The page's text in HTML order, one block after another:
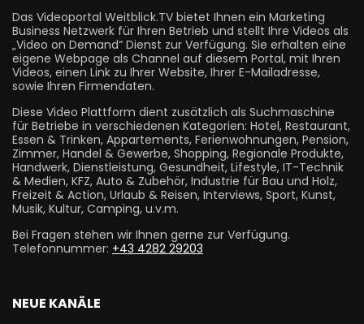
Das Videoportal Weitblick.TV bietet Ihnen ein Marketing
Business Netzwerk für Ihren Betrieb und stellt Ihre Videos als
„Video on Demand“ Dienst zur Verfügung. Sie erhalten eine
eigene Webpage als Channel auf diesem Portal, mit Ihren
Videos, einen Link zu Ihrer Website, Ihrer E-Mailadresse,
sowie Ihren Firmendaten.
Diese Video Plattform dient zusätzlich als Suchmaschine
für Betriebe in verschiedenen Kategorien: Hotel, Restaurant,
Essen & Trinken, Appartements, Ferienwohnungen, Pension,
Zimmer, Handel & Gewerbe, Shopping, Regionale Produkte,
Handwerk, Dienstleistung, Gesundheit, Lifestyle, IT-Technik
& Medien, KFZ, Auto & Zubehör, Industrie für Bau und Holz,
Freizeit & Action, Urlaub & Reisen, Interviews, Sport, Kunst,
Musik, Kultur, Camping, u.v.m.
Bei Fragen stehen wir Ihnen gerne zur Verfügung.
Telefonnummer: +43 4282 29203
NEUE KANÄLE